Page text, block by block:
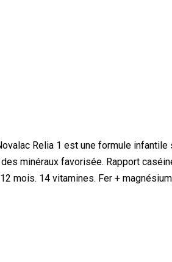
Relia 1 est une formule
minéraux favorisée. Rapport
mois. 14 vitamines. Fer +